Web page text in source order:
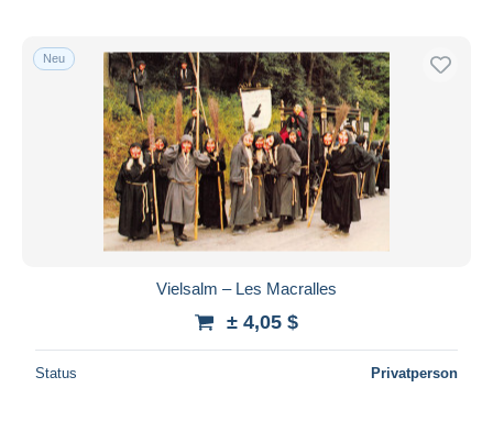
Neu
Vielsalm – Les Macralles
± 4,05 $
Status Privatperson